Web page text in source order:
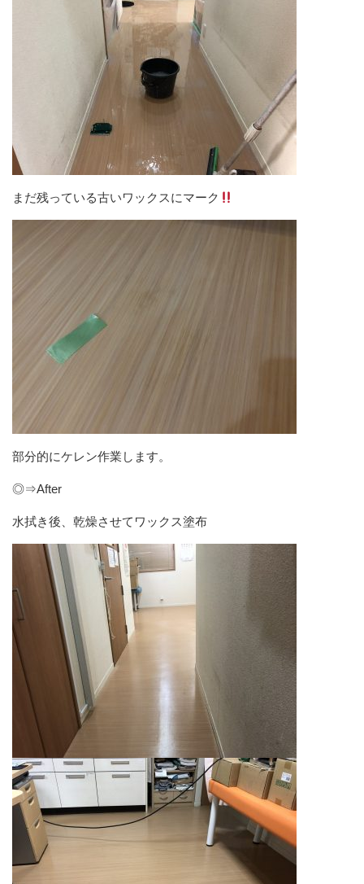
まだ残っている古いワックスにマーク
部分的にケレン作業します。
◎⇒After
水拭き後、乾燥させてワックス塗布